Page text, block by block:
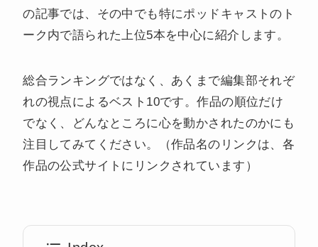
の記事では、その中でも特にポッドキャストのト
ーク内で語られた上位5本を中心に紹介します。
総合ランキングではなく、あくまで編集部それぞ
れの視点によるベスト10です。作品の順位だけ
でなく、どんなところに心を動かされたのかにも
注目してみてください。（作品名のリンクは、各
作品の公式サイトにリンクされています）